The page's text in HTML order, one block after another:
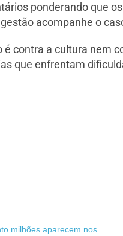
ponderando que
acompanhe o
é contra a cultura nem
que enfrentam
milhões aparecem nos